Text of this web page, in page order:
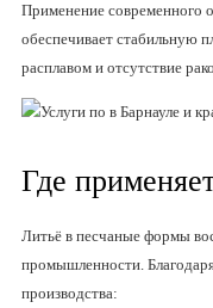
Применение современного
обеспечивает стабильную
расплавом и отсутствие
Где
Литьё в песчаные формы
промышленности.
производства: